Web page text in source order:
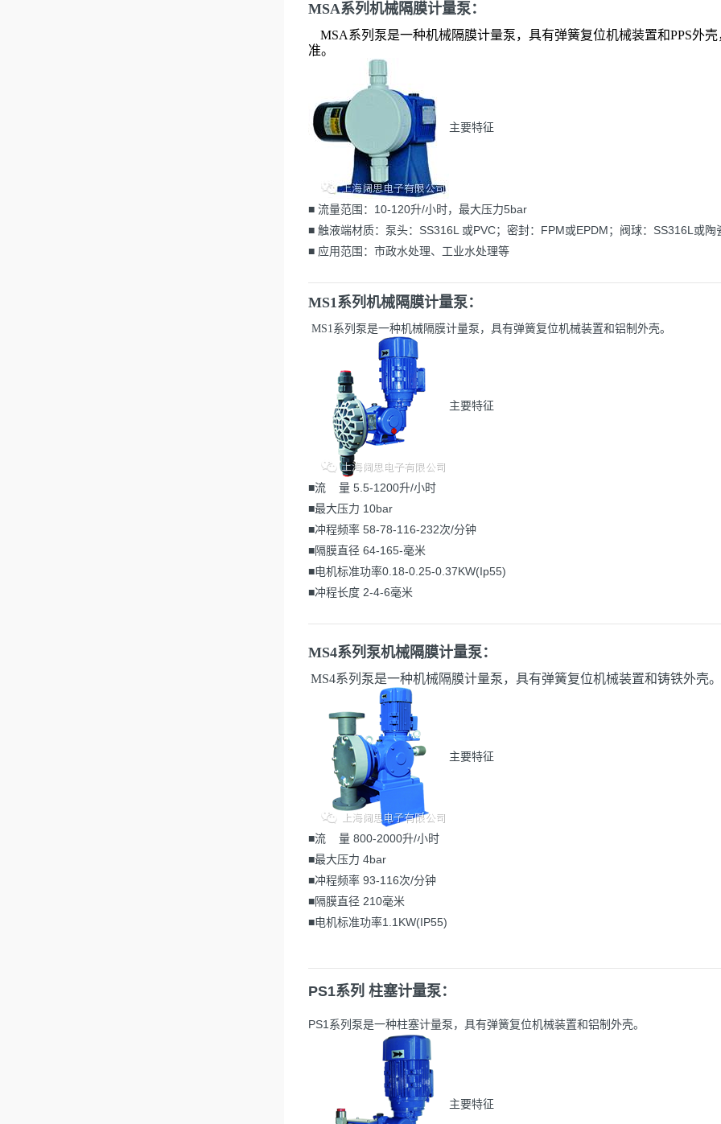
MSA系列机械隔膜计量泵：
MSA系列泵是一种机械隔膜计量泵，具有弹簧复位机械装置和PPS外
准。
主要特征
■ 流量范围：10-120升/小时，最大压力5bar
■ 触液端材质：泵头：SS316L 或PVC；密封：FPM或EPDM；阀球：SS316L或陶
■ 应用范围：市政水处理、工业水处理等
MS1系列机械隔膜计量泵：
MS1系列泵是一种机械隔膜计量泵，具有弹簧复位机械装置和铝制外壳。
主要特征
■流 量 5.5-1200升/小时
■最大压力 10bar
■冲程频率 58-78-116-232次/分钟
■隔膜直径 64-165-毫米
■电机标准功率0.18-0.25-0.37KW(Ip55)
■冲程长度 2-4-6毫米
MS4系列泵机械隔膜计量泵：
MS4系列泵是一种机械隔膜计量泵，具有弹簧复位机械装置和铸铁外壳。
主要特征
■流 量 800-2000升/小时
■最大压力 4bar
■冲程频率 93-116次/分钟
■隔膜直径 210毫米
■电机标准功率1.1KW(IP55)
PS1系列 柱塞计量泵：
PS1系列泵是一种柱塞计量泵，具有弹簧复位机械装置和铝制外壳。
主要特征